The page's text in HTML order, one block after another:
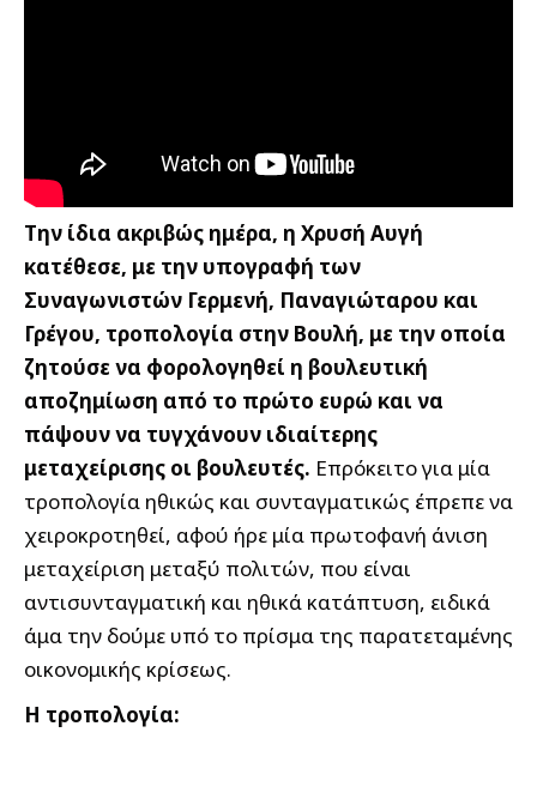
Την ίδια ακριβώς ημέρα, η Χρυσή Αυγή
κατέθεσε, με την υπογραφή των
Συναγωνιστών Γερμενή, Παναγιώταρου και
Γρέγου, τροπολογία στην Βουλή, με την οποία
ζητούσε να φορολογηθεί η βουλευτική
αποζημίωση από το πρώτο ευρώ και να
πάψουν να τυγχάνουν ιδιαίτερης
μεταχείρισης οι βουλευτές. Επρόκειτο για μία
τροπολογία ηθικώς και συνταγματικώς έπρεπε να
χειροκροτηθεί, αφού ήρε μία πρωτοφανή άνιση
μεταχείριση μεταξύ πολιτών, που είναι
αντισυνταγματική και ηθικά κατάπτυση, ειδικά
άμα την δούμε υπό το πρίσμα της παρατεταμένης
οικονομικής κρίσεως.
Η τροπολογία: